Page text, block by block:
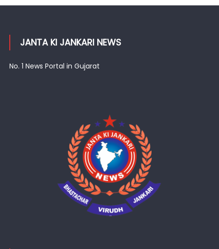
JANTA KI JANKARI NEWS
No. 1 News Portal in Gujarat